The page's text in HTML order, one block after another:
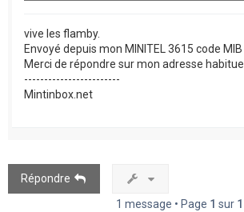
vive les flamby.
Envoyé depuis mon MINITEL 3615 code MIB
Merci de répondre sur mon adresse
------------------------
Mintinbox.net
Répondre
1 message • Page 1 sur 1